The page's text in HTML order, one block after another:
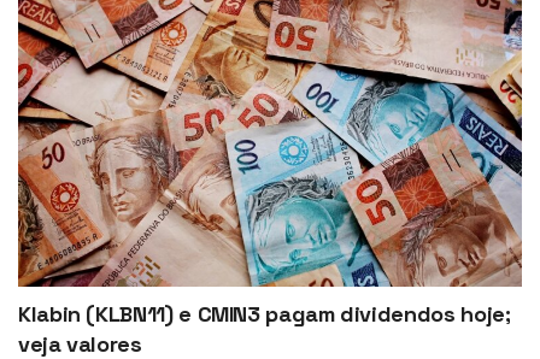
Klabin (KLBN11) e CMIN3 pagam dividendos hoje;
veja valores